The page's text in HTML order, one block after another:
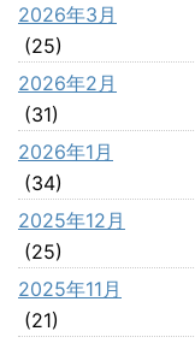
2026年3月
(25)
2026年2月
(31)
2026年1月
(34)
2025年12月
(25)
2025年11月
(21)